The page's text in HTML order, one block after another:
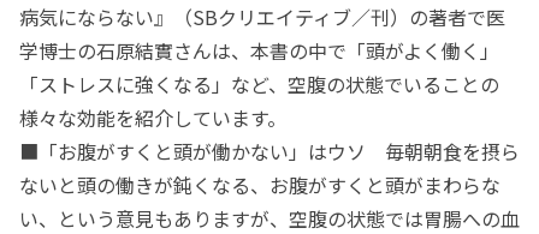
病気にならない』（SBクリエイティブ／刊）の著者で医
学博士の石原結實さんは、本書の中で「頭がよく働く」
「ストレスに強くなる」など、空腹の状態でいることの
様々な効能を紹介しています。
■「お腹がすくと頭が働かない」はウソ 毎朝朝食を摂ら
ないと頭の働きが鈍くなる、お腹がすくと頭がまわらな
い、という意見もありますが、空腹の状態では胃腸への血